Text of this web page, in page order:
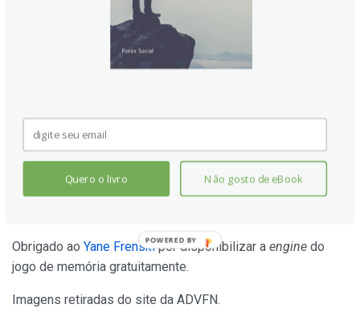
Treinar a memória!
Compartilhe seu resultado!!
Não deixe de compartilhar seu resultado nos comentários
depois que terminar. Informe o nível escolhido, o total de
cliques e o tempo gasto.
Créditos
Obrigado ao Yane Frenskipor disponibilizar a engine do
jogo de memória gratuitamente.
Imagens retiradas do site da ADVFN.
Quero o livro Não gosto de eBook
POWERED BY